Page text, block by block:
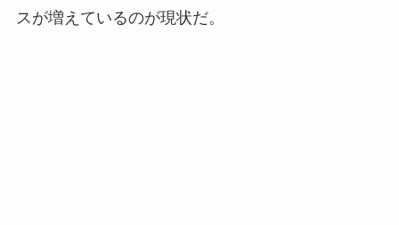
スが増えているのが現状だ。